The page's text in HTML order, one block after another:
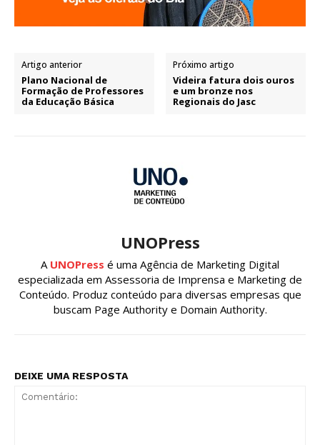
Artigo anterior
Plano Nacional de
Formação de Professores
da Educação Básica
Próximo artigo
Videira fatura dois ouros
e um bronze nos
Regionais do Jasc
UNOPress
A UNOPress é uma Agência de Marketing Digital
especializada em Assessoria de Imprensa e Marketing de
Conteúdo. Produz conteúdo para diversas empresas que
buscam Page Authority e Domain Authority.
DEIXE UMA RESPOSTA